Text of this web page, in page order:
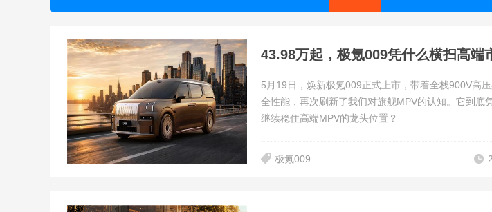
43.98万起，极氪009凭什么横扫高端
5月19日，焕新极氪009正式上市，带着全栈900V高
全性能，再次刷新了我们对旗舰MPV的认知。它到底
继续稳住高端MPV的龙头位置？
极氪009